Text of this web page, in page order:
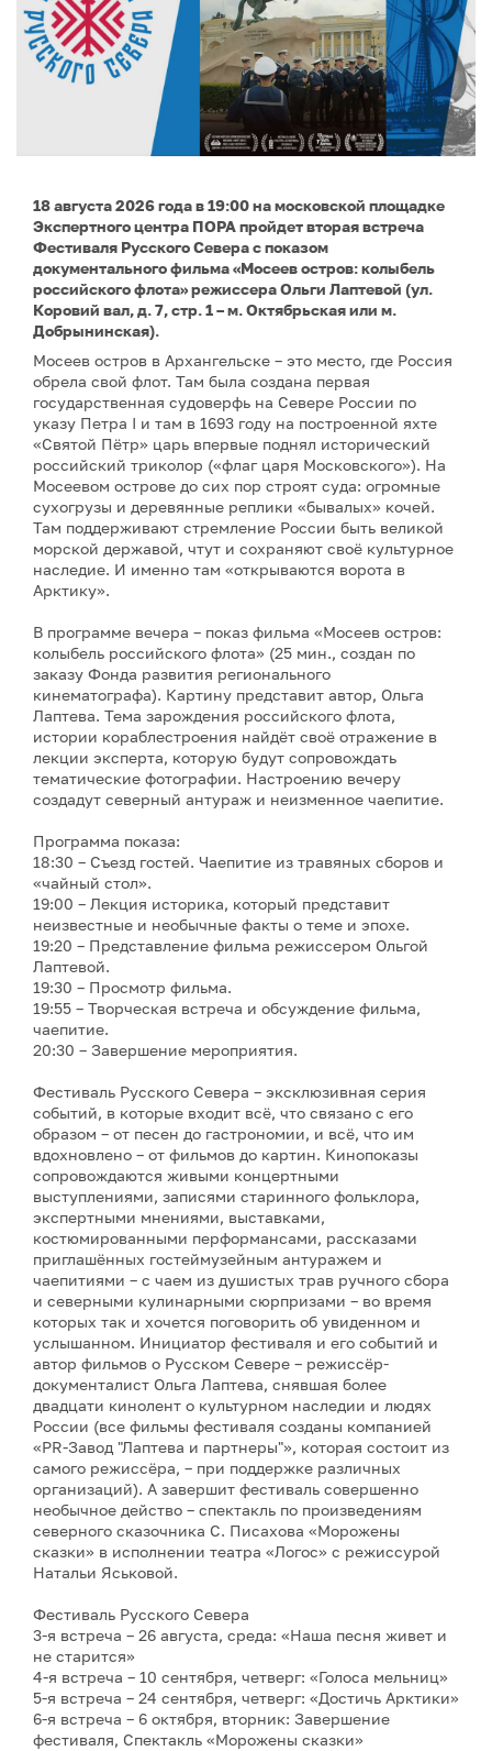
18 августа 2026 года в 19:00 на московской площадке
Экспертного центра ПОРА пройдет вторая встреча
Фестиваля Русского Севера с показом
документального фильма «Мосеев остров: колыбель
российского флота» режиссера Ольги Лаптевой (ул.
Коровий вал, д. 7, стр. 1 – м. Октябрьская или м.
Добрынинская).
Мосеев остров в Архангельске – это место, где Россия
обрела свой флот. Там была создана первая
государственная судоверфь на Севере России по
указу Петра I и там в 1693 году на построенной яхте
«Святой Пётр» царь впервые поднял исторический
российский триколор («флаг царя Московского»). На
Мосеевом острове до сих пор строят суда: огромные
сухогрузы и деревянные реплики «бывалых» кочей.
Там поддерживают стремление России быть великой
морской державой, чтут и сохраняют своё культурное
наследие. И именно там «открываются ворота в
Арктику».
В программе вечера – показ фильма «Мосеев остров:
колыбель российского флота» (25 мин., создан по
заказу Фонда развития регионального
кинематографа). Картину представит автор, Ольга
Лаптева. Тема зарождения российского флота,
истории кораблестроения найдёт своё отражение в
лекции эксперта, которую будут сопровождать
тематические фотографии. Настроению вечеру
создадут северный антураж и неизменное чаепитие.
Программа показа:
18:30 – Съезд гостей. Чаепитие из травяных сборов и
«чайный стол».
19:00 – Лекция историка, который представит
неизвестные и необычные факты о теме и эпохе.
19:20 – Представление фильма режиссером Ольгой
Лаптевой.
19:30 – Просмотр фильма.
19:55 – Творческая встреча и обсуждение фильма,
чаепитие.
20:30 – Завершение мероприятия.
Фестиваль Русского Севера – эксклюзивная серия
событий, в которые входит всё, что связано с его
образом – от песен до гастрономии, и всё, что им
вдохновлено – от фильмов до картин. Кинопоказы
сопровождаются живыми концертными
выступлениями, записями старинного фольклора,
экспертными мнениями, выставками,
костюмированными перформансами, рассказами
приглашённых гостеймузейным антуражем и
чаепитиями – с чаем из душистых трав ручного сбора
и северными кулинарными сюрпризами – во время
которых так и хочется поговорить об увиденном и
услышанном. Инициатор фестиваля и его событий и
автор фильмов о Русском Севере – режиссёр-
документалист Ольга Лаптева, снявшая более
двадцати кинолент о культурном наследии и людях
России (все фильмы фестиваля созданы компанией
«PR-Завод "Лаптева и партнеры"», которая состоит из
самого режиссёра, – при поддержке различных
организаций). А завершит фестиваль совершенно
необычное действо – спектакль по произведениям
северного сказочника С. Писахова «Морожены
сказки» в исполнении театра «Логос» с режиссурой
Натальи Яськовой.
Фестиваль Русского Севера
3-я встреча – 26 августа, среда: «Наша песня живет и
не старится»
4-я встреча – 10 сентября, четверг: «Голоса мельниц»
5-я встреча – 24 сентября, четверг: «Достичь Арктики»
6-я встреча – 6 октября, вторник: Завершение
фестиваля, Спектакль «Морожены сказки»